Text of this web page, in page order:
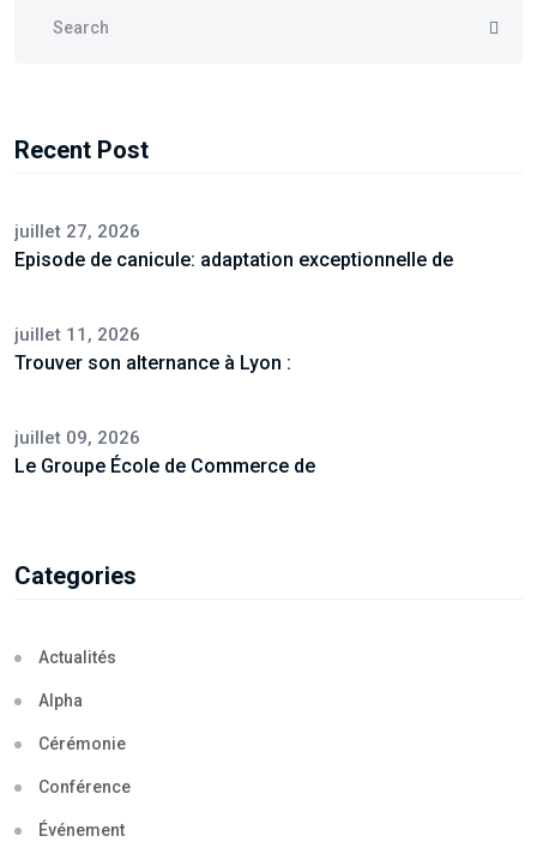
Recent Post
juillet 27, 2026
Episode de canicule: adaptation exceptionnelle de
juillet 11, 2026
Trouver son alternance à Lyon :
juillet 09, 2026
Le Groupe École de Commerce de
Categories
Actualités
Alpha
Cérémonie
Conférence
Événement